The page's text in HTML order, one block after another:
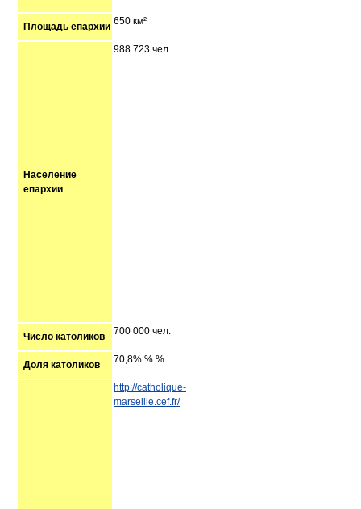
Площадь епархии 650 км²
Население
епархии
988 723 чел.
Число католиков 700 000 чел.
Доля католиков 70,8% % %
http://catholique-
marseille.cef.fr/